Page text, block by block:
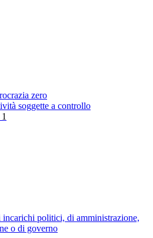
zero
soggette a controllo
1
politici, di amministrazione,
o di governo